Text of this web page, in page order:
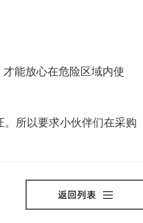
能放心在危险区域内使
所以要求小伙伴们在采购
返回列表